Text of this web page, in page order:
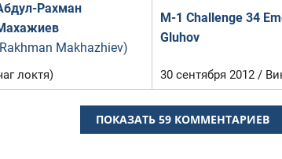
Рахман
Makhazhiev)
M-1 Challenge 34
Gluhov
локтя) 30 сентября 2012 /
ПОКАЗАТЬ 59 КОММЕНТАРИЕВ